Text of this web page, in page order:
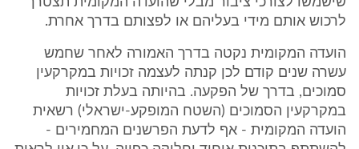
לרכוש אותם מידי בעליהם או לפצותם בדרך אחרת.
הועדה המקומית נקטה בדרך האמורה לאחר שחמש
עשרה שנים קודם לכן קנתה לעצמה זכויות במקרקעין
סמוכים, בדרך של הפקעה. בהיותה בעלת זכויות
במקרקעין הסמוכים (השטח המופקע-ישראלי) רשאית
הועדה המקומית - אף לדעת הפרשנים המחמירים -